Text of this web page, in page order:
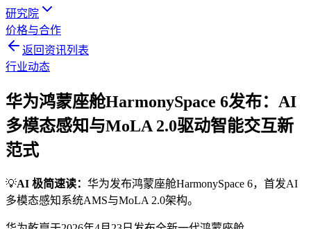
研究院
价格与合作
返回资讯列表
行业动态
华为鸿蒙座舱HarmonySpace 6发布：AI
多模态感知与MoLA 2.0驱动智能交互新
范式
💡AI 极简速读： 华为发布鸿蒙座舱HarmonySpace 6，首发AI
多模态感知系统AMS与MoLA 2.0架构。